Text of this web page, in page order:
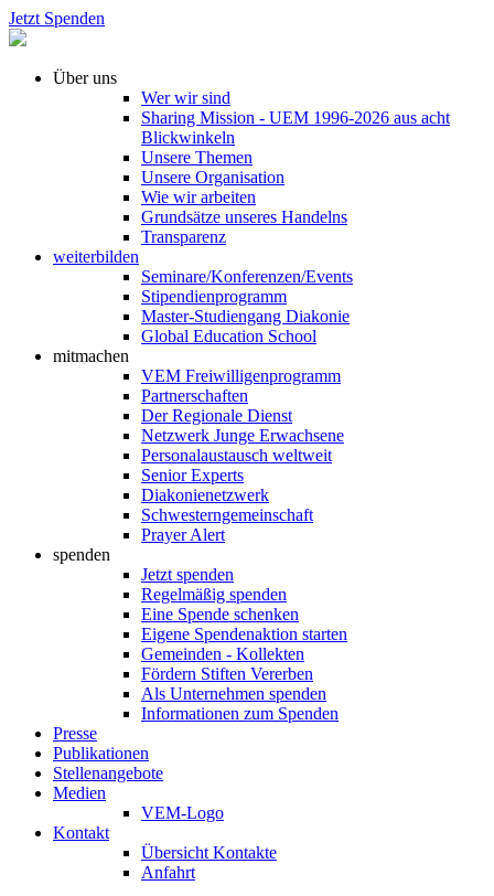
Jetzt Spenden
Über uns
Wer wir sind
Sharing Mission - UEM 1996-2026 aus acht
Blickwinkeln
Unsere Themen
Unsere Organisation
Wie wir arbeiten
Grundsätze unseres Handelns
Transparenz
weiterbilden
Seminare/Konferenzen/Events
Stipendienprogramm
Master-Studiengang Diakonie
Global Education School
mitmachen
VEM Freiwilligenprogramm
Partnerschaften
Der Regionale Dienst
Netzwerk Junge Erwachsene
Personalaustausch weltweit
Senior Experts
Diakonienetzwerk
Schwesterngemeinschaft
Prayer Alert
spenden
Jetzt spenden
Regelmäßig spenden
Eine Spende schenken
Eigene Spendenaktion starten
Gemeinden - Kollekten
Fördern Stiften Vererben
Als Unternehmen spenden
Informationen zum Spenden
Presse
Publikationen
Stellenangebote
Medien
VEM-Logo
Kontakt
Übersicht Kontakte
Anfahrt